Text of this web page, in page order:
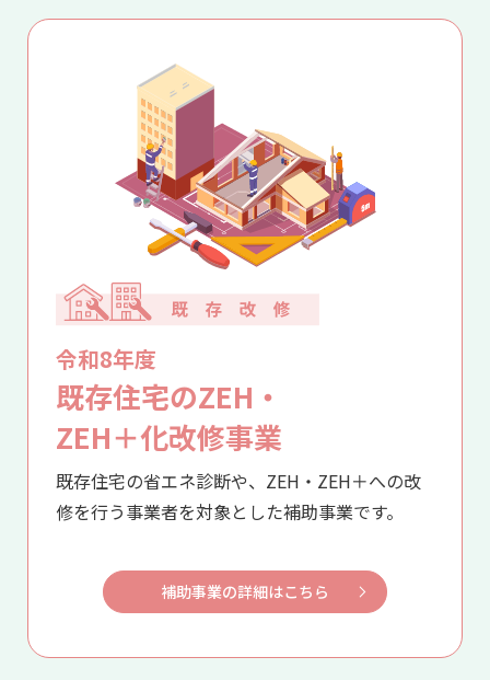
令和8年度
既存住宅のZEH・
ZEH＋化改修事業
既存住宅の省エネ診断や、ZEH・ZEH＋への改
修を行う事業者を対象とした補助事業です。
補助事業の詳細はこちら